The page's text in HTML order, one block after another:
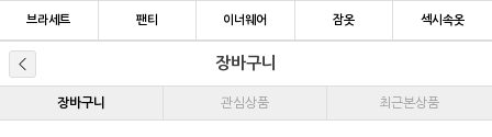
브라세트 팬티 이너웨어 잠옷 섹시속옷
장바구니
장바구니 관심상품 최근본상품